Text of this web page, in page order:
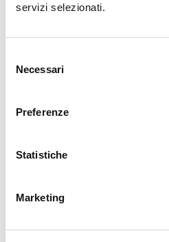
servizi selezionati.
delNecessari
Preferenze
Statistiche
Marketing